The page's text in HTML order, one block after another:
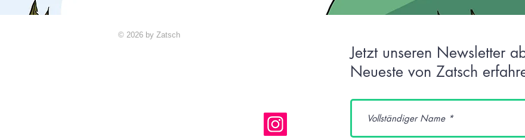
© 2026 by Zatsch
Jetzt unseren Newsletter
Neueste von Zatsch